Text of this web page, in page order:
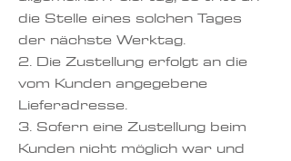
die Stelle eines solchen Tages
der nächste Werktag.
2. Die Zustellung erfolgt an die
vom Kunden angegebene
Lieferadresse.
3. Sofern eine Zustellung beim
Kunden nicht möglich war und